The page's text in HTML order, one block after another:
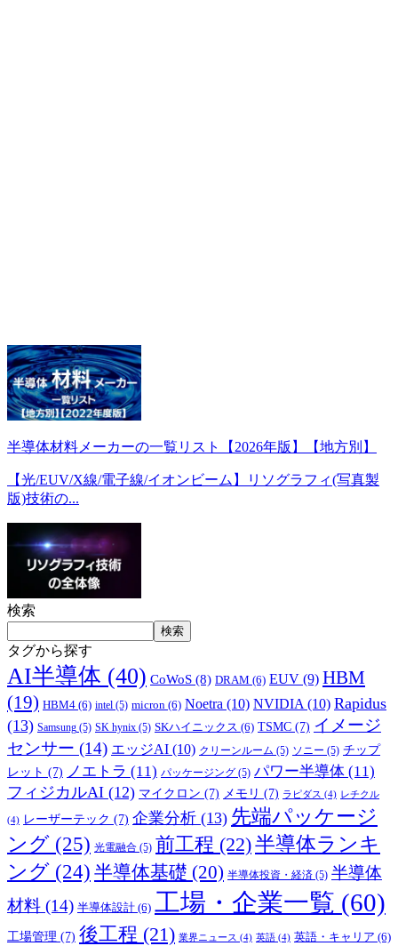
半導体材料メーカーの一覧リスト【2026年版】【地方別】
【光/EUV/X線/電子線/イオンビーム】リソグラフィ(写真製
版)技術の...
検索
検索
タグから探す
AI半導体 (40) CoWoS (8) DRAM (6) EUV (9) HBM
(19) HBM4 (6) intel (5) micron (6) Noetra (10) NVIDIA(10) Rapidus
(13) Samsung (5) SK hynix (5) SKハイニックス (6) TSMC (7) イメージ
センサー (14) エッジAI (10) クリーンルーム (5) ソニー (5) チップ
レット (7) ノエトラ (11) パッケージング (5) パワー半導体 (11)
フィジカルAI (12) マイクロン (7) メモリ (7) ラピダス (4) レチクル
(4) レーザーテック (7) 企業分析 (13) 先端パッケージ
ング (25) 光電融合 (5) 前工程 (22)半導体ランキ
ング (24) 半導体基礎 (20) 半導体投資・経済 (5) 半導体
材料 (14) 半導体設計 (6) 工場・企業一覧 (60)
工場管理 (7) 後工程 (21) 業界ニュース (4) 英語 (4) 英語・キャリア (6)